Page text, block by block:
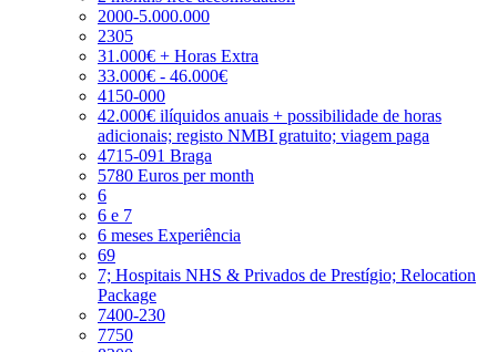
2000-5.000.000
2305
31.000€ + Horas Extra
33.000€ - 46.000€
4150-000
42.000€ ilíquidos anuais + possibilidade de horas
adicionais; registo NMBI gratuito; viagem paga
4715-091 Braga
5780 Euros per month
6
6 e 7
6 meses Experiência
69
7; Hospitais NHS & Privados de Prestígio; Relocation
Package
7400-230
7750